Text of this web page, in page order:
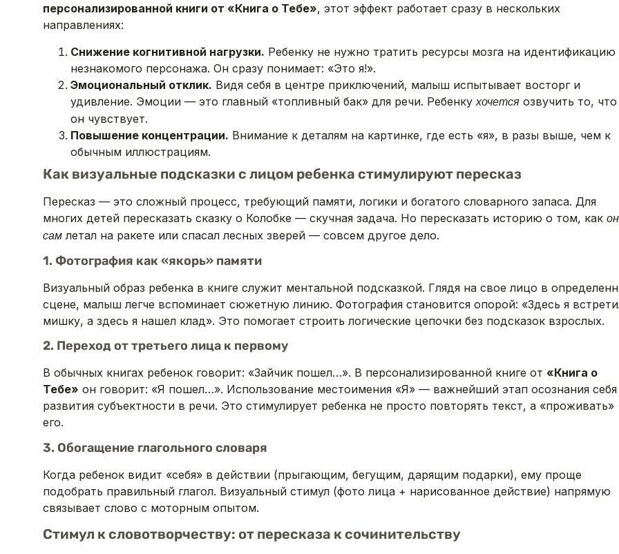
персонализированной книги от «Книга о Тебе», этот эффект работает сразу в нескольких
направлениях:
Снижение когнитивной нагрузки. Ребенку не нужно тратить ресурсы мозга на идентификацию
незнакомого персонажа. Он сразу понимает: «Это я!».
Эмоциональный отклик. Видя себя в центре приключений, малыш испытывает восторг и
удивление. Эмоции — это главный «топливный бак» для речи. Ребенку хочется озвучить то, что
он чувствует.
Повышение концентрации. Внимание к деталям на картинке, где есть «я», в разы выше, чем к
обычным иллюстрациям.
Как визуальные подсказки с лицом ребенка стимулируют пересказ
Пересказ — это сложный процесс, требующий памяти, логики и богатого словарного запаса. Для
многих детей пересказать сказку о Колобке — скучная задача. Но пересказать историю о том, как он
сам летал на ракете или спасал лесных зверей — совсем другое дело.
1. Фотография как «якорь» памяти
Визуальный образ ребенка в книге служит ментальной подсказкой. Глядя на свое лицо в
сцене, малыш легче вспоминает сюжетную линию. Фотография становится опорой: «Здесь я
мишку, а здесь я нашел клад». Это помогает строить логические цепочки без подсказок взрослых.
2. Переход от третьего лица к первому
В обычных книгах ребенок говорит: «Зайчик пошел…». В персонализированной книге от «Книга о
Тебе» он говорит: «Я пошел…». Использование местоимения «Я» — важнейший этап осознания
развития субъектности в речи. Это стимулирует ребенка не просто повторять текст, а «проживать»
его.
3. Обогащение глагольного словаря
Когда ребенок видит «себя» в действии (прыгающим, бегущим, дарящим подарки), ему проще
подобрать правильный глагол. Визуальный стимул (фото лица + нарисованное действие) напрямую
связывает слово с моторным опытом.
Стимул к словотворчеству: от пересказа к сочинительству